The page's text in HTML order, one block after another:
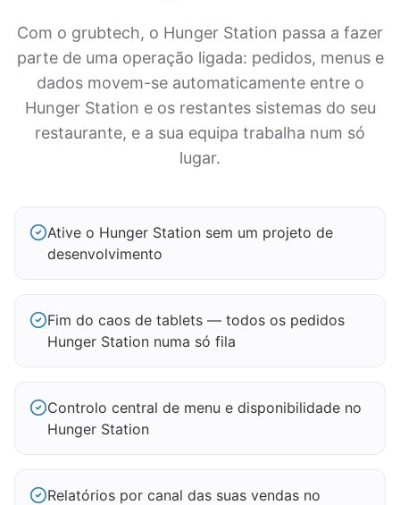
Com o grubtech, o Hunger Station passa a fazer
parte de uma operação ligada: pedidos, menus e
dados movem-se automaticamente entre o
Hunger Station e os restantes sistemas do seu
restaurante, e a sua equipa trabalha num só
lugar.
Ative o Hunger Station sem um projeto de
desenvolvimento
Fim do caos de tablets — todos os pedidos
Hunger Station numa só fila
Controlo central de menu e disponibilidade no
Hunger Station
Relatórios por canal das suas vendas no